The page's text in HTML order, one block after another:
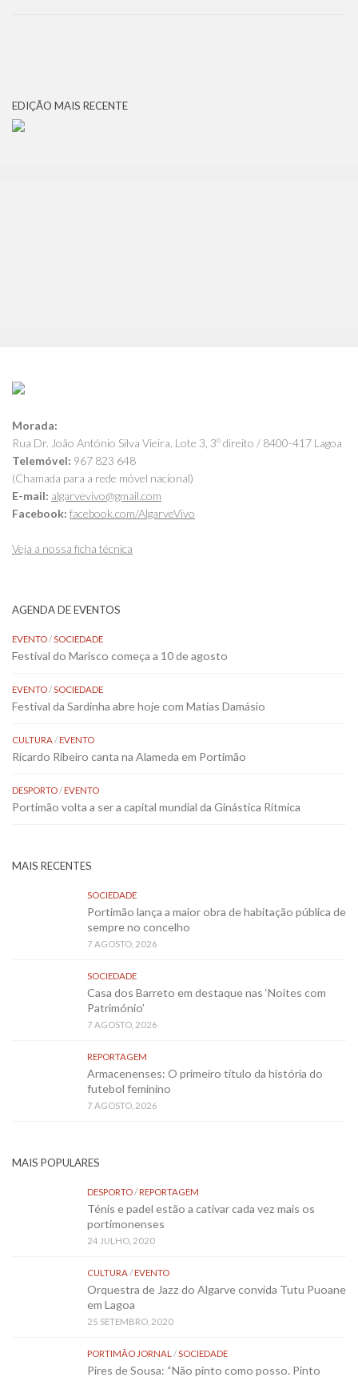
EDIÇÃO MAIS RECENTE
Morada:
Rua Dr. João António Silva Vieira, Lote 3, 3º direito / 8400-417 Lagoa
Telemóvel: 967 823 648
(Chamada para a rede móvel nacional)
E-mail: algarvevivo@gmail.com
Facebook: facebook.com/AlgarveVivo
Veja a nossa ficha técnica
AGENDA DE EVENTOS
EVENTO/SOCIEDADE
Festival do Marisco começa a 10 de agosto
EVENTO/SOCIEDADE
Festival da Sardinha abre hoje com Matias Damásio
CULTURA/EVENTO
Ricardo Ribeiro canta na Alameda em Portimão
DESPORTO/EVENTO
Portimão volta a ser a capital mundial da Ginástica Rítmica
MAIS RECENTES
SOCIEDADE
Portimão lança a maior obra de habitação pública de
sempre no concelho
7 AGOSTO, 2026
SOCIEDADE
Casa dos Barreto em destaque nas ‘Noites com
Património’
7 AGOSTO, 2026
REPORTAGEM
Armacenenses: O primeiro título da história do
futebol feminino
7 AGOSTO, 2026
MAIS POPULARES
DESPORTO/REPORTAGEM
Ténis e padel estão a cativar cada vez mais os
portimonenses
24 JULHO, 2020
CULTURA/EVENTO
Orquestra de Jazz do Algarve convida Tutu Puoane
em Lagoa
25 SETEMBRO, 2020
PORTIMÃO JORNAL /SOCIEDADE
Pires de Sousa: “Não pinto como posso. Pinto